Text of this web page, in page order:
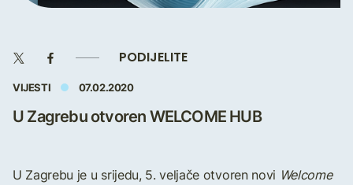
PODIJELITE
VIJESTI 07.02.2020
U Zagrebu otvoren WELCOME HUB
U Zagrebu je u srijedu, 5. veljače otvoren novi Welcome